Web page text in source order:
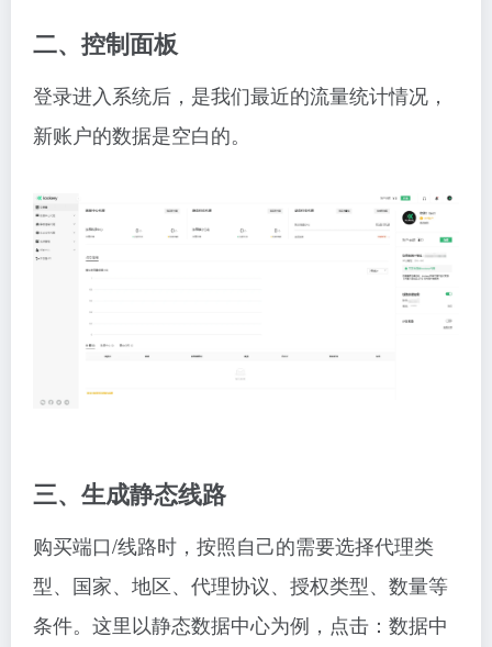
二、控制面板
登录进入系统后，是我们最近的流量统计情况，
新账户的数据是空白的。
三、生成静态线路
购买端口/线路时，按照自己的需要选择代理类
型、国家、地区、代理协议、授权类型、数量等
条件。这里以静态数据中心为例，点击：数据中